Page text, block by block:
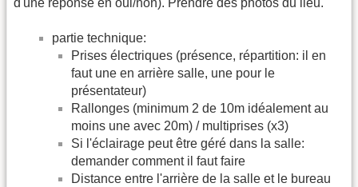
partie technique:
Prises électriques (présence, répartition: il en
faut une en arrière salle, une pour le
présentateur)
Rallonges (minimum 2 de 10m idéalement au
moins une avec 20m) / multiprises (x3)
Si l'éclairage peut être géré dans la salle:
demander comment il faut faire
Distance entre l'arrière de la salle et le bureau